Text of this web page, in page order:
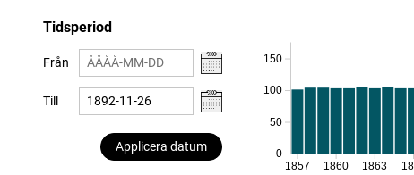
Tidsperiod
Från
Till
Applicera datum
0
50
100
150
1857 1860 1863